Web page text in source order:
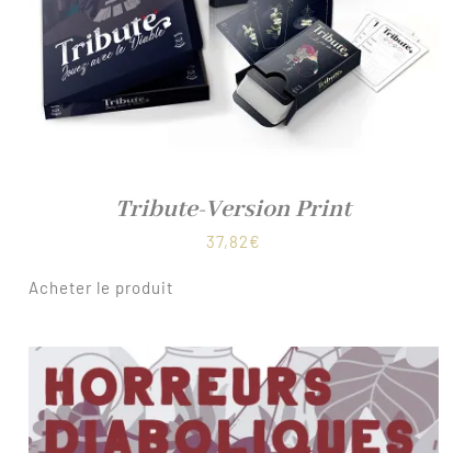
Tribute-Version Print
37,82€
Acheter le produit